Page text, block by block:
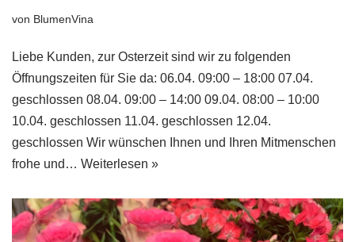
von BlumenVina
Liebe Kunden, zur Osterzeit sind wir zu folgenden
Öffnungszeiten für Sie da: 06.04. 09:00 – 18:00 07.04.
geschlossen 08.04. 09:00 – 14:00 09.04. 08:00 – 10:00
10.04. geschlossen 11.04. geschlossen 12.04.
geschlossen Wir wünschen Ihnen und Ihren Mitmenschen
frohe und… Weiterlesen »